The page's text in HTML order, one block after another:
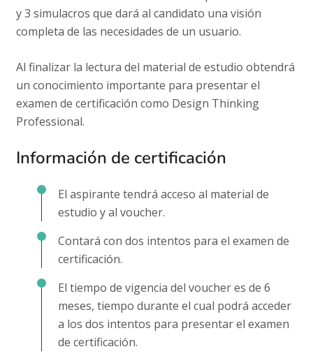
y 3 simulacros que dará al candidato una visión
completa de las necesidades de un usuario.
Al finalizar la lectura del material de estudio obtendrá
un conocimiento importante para presentar el
examen de certificación como Design Thinking
Professional.
Información de certificación
El aspirante tendrá acceso al material de
estudio y al voucher.
Contará con dos intentos para el examen de
certificación.
El tiempo de vigencia del voucher es de 6
meses, tiempo durante el cual podrá acceder
a los dos intentos para presentar el examen
de certificación.